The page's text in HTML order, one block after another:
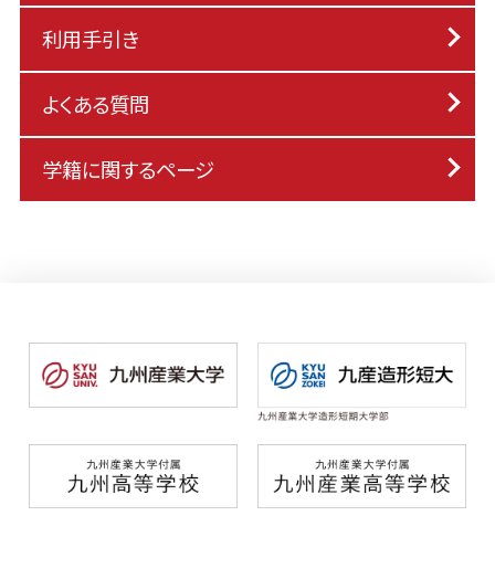
利用手引き
よくある質問
学籍に関するページ